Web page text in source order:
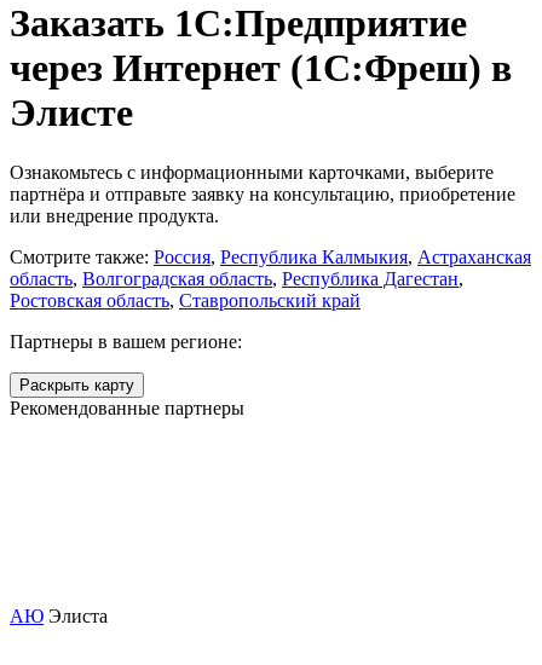
Заказать 1С:Предприятие
через Интернет (1С:Фреш) в
Элисте
Ознакомьтесь с информационными карточками, выберите
партнёра и отправьте заявку на консультацию, приобретение
или внедрение продукта.
Смотрите также: Россия, Республика Калмыкия, Астраханская
область, Волгоградская область, Республика Дагестан,
Ростовская область, Ставропольский край
Партнеры в вашем регионе:
Раскрыть карту
Рекомендованные партнеры
АЮ Элиста